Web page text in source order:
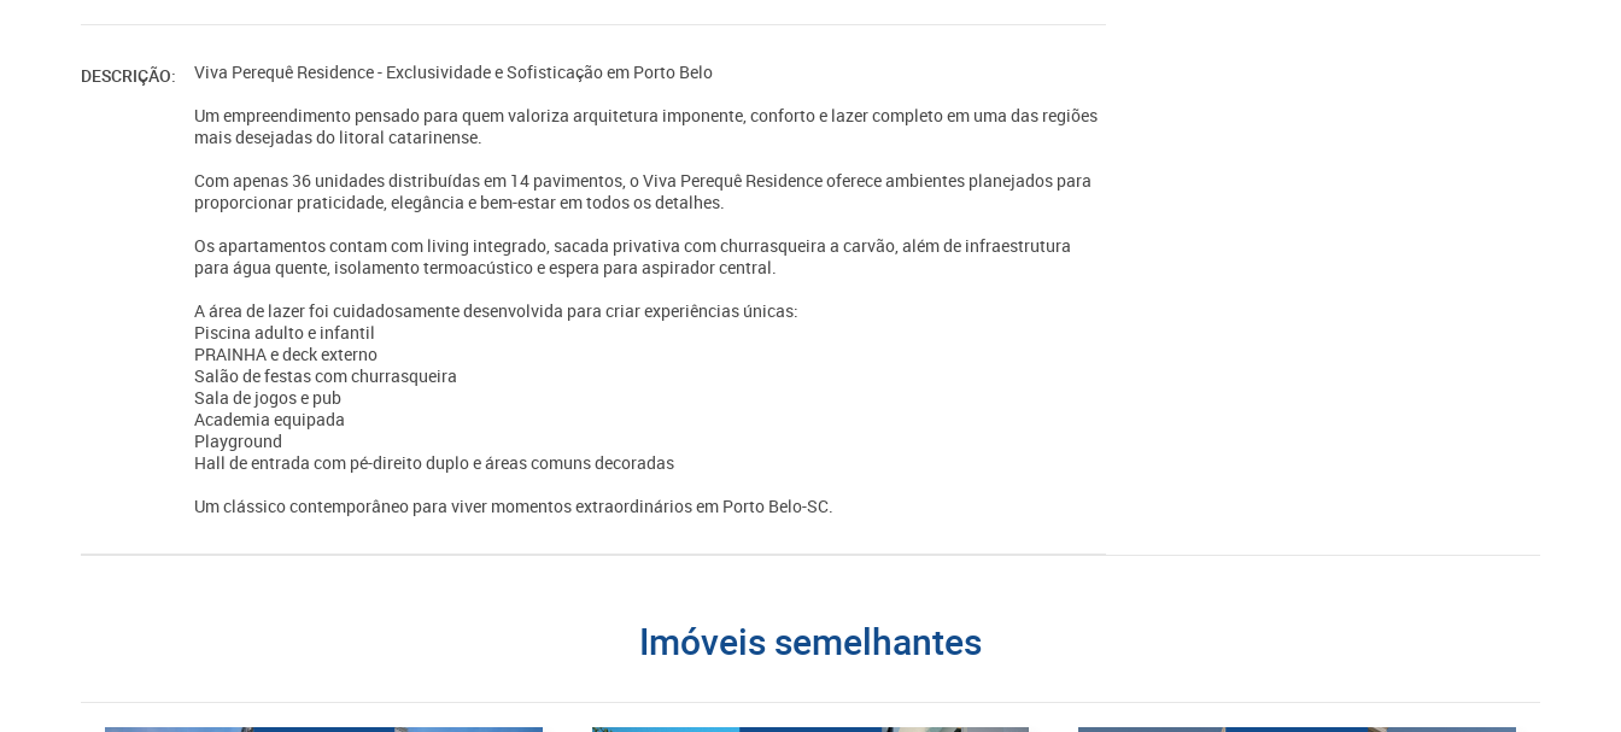
DESCRIÇÃO:
Viva Perequê Residence - Exclusividade e Sofisticação em Porto Belo
Um empreendimento pensado para quem valoriza arquitetura imponente, conforto e lazer completo em uma das regiões
mais desejadas do litoral catarinense.
Com apenas 36 unidades distribuídas em 14 pavimentos, o Viva Perequê Residence oferece ambientes planejados para
proporcionar praticidade, elegância e bem-estar em todos os detalhes.
Os apartamentos contam com living integrado, sacada privativa com churrasqueira a carvão, além de infraestrutura
para água quente, isolamento termoacústico e espera para aspirador central.
A área de lazer foi cuidadosamente desenvolvida para criar experiências únicas:
Piscina adulto e infantil
PRAINHA e deck externo
Salão de festas com churrasqueira
Sala de jogos e pub
Academia equipada
Playground
Hall de entrada com pé-direito duplo e áreas comuns decoradas
Um clássico contemporâneo para viver momentos extraordinários em Porto Belo-SC.
imóveis semelhantes